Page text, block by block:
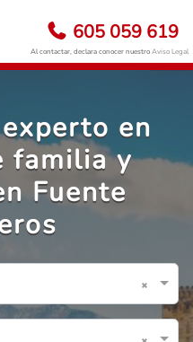
605 059 619
Al contactar, declara conocer nuestroAviso Legal
en
familia y
Fuente
×